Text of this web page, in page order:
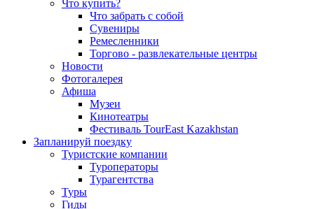
Что купить?
Что забрать с собой
Сувениры
Ремесленники
Торгово - развлекательные центры
Новости
Фотогалерея
Афиша
Музеи
Кинотеатры
Фестиваль TourEast Kazakhstan
Запланируй поездку
Туристские компании
Туроператоры
Турагентства
Туры
Гиды